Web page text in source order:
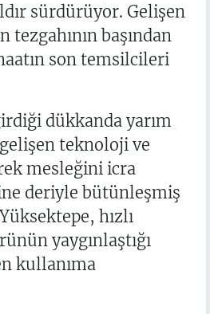
sürdürüyor. Gelişen
başından
son temsilcileri
dükkanda yarım
teknoloji ve
mesleğini icra
deriyle bütünleşmiş
hızlı
yaygınlaştığı
kullanıma